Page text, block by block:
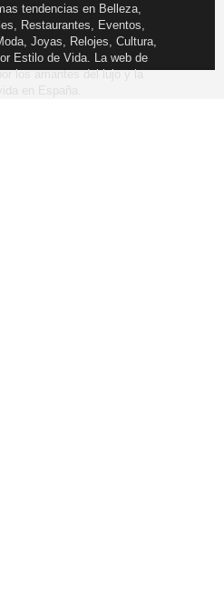
tendencias en Belleza,
Restaurantes, Eventos,
Joyas, Relojes, Cultura,
Estilo de Vida. La web de
los amantes del lujo y la